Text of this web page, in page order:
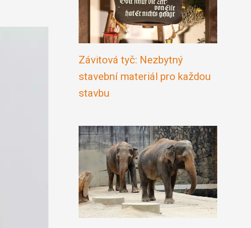
Závitová tyč: Nezbytný
stavební materiál pro každou
stavbu